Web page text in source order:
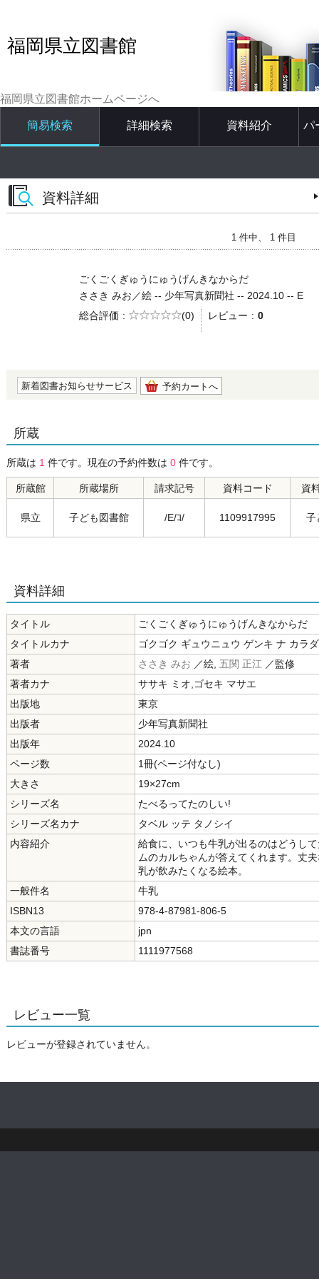
福岡県立図書館
福岡県立図書館ホームページへ
簡易検索 詳細検索 資料紹介 パ
資料詳細
1 件中、 1 件目
ごくごくぎゅうにゅうげんきなからだ
ささき みお／絵 -- 少年写真新聞社 -- 2024.10 -- E
総合評価
5段階評価
(0) レビュー 0
新着図書お知らせサービス 予約カートへ
所蔵
所蔵は 1 件です。現在の予約件数は 0 件です。
所蔵館 所蔵場所 請求記号 資料コード 資
県立 子ども図書館 /E/ｺ/ 1109917995 子
資料詳細
タイトル
ごくごくぎゅうにゅうげんきなからだ
タイトルカナ
ゴクゴク ギュウニュウ ゲンキ ナ カラダ
著者
ささき みお ／絵, 五関 正江 ／監修
著者カナ
ササキ ミオ,ゴセキ マサエ
出版地
東京
出版者
少年写真新聞社
出版年
2024.10
ページ数
1冊(ページ付なし)
大きさ
19×27cm
シリーズ名
たべるってたのしい!
シリーズ名カナ
タベル ッテ タノシイ
内容紹介
給食に、いつも牛乳が出るのはどうし
ムのカルちゃんが答えてくれます。丈
乳が飲みたくなる絵本。
一般件名
牛乳
ISBN13
978-4-87981-806-5
本文の言語
jpn
書誌番号
1111977568
レビュー一覧
レビューが登録されていません。